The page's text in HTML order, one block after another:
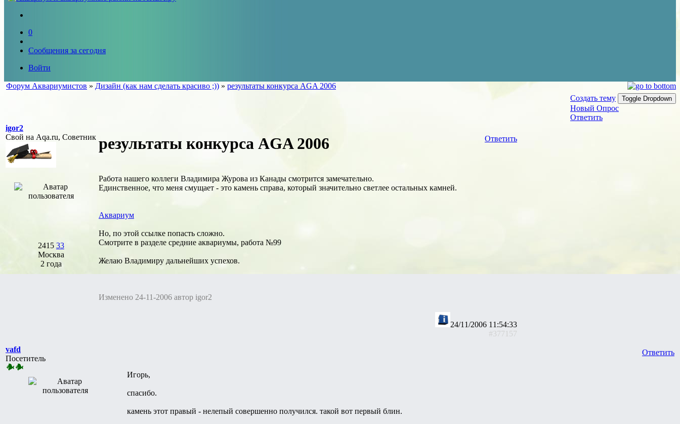
0
Сообщения за сегодня
Войти
Форум Аквариумистов » Дизайн (как нам сделать красиво ;)) » результаты конкурса AGA 2006
Создать тему
Toggle Dropdown
Новый Опрос
Ответить
igor2
Свой на Aqa.ru, Советник
2415 33
Москва
2 года
Ответить
результаты конкурса AGA 2006
Работа нашего коллеги Владимира Журова из Канады смотрится замечательно.
Единственное, что меня смущает - это камень справа, который значительно светлее остальных камней.
Аквариум
Но, по этой ссылке попасть сложно.
Смотрите в разделе средние аквариумы, работа №99
Желаю Владимиру дальнейших успехов.
Изменено 24-11-2006 автор igor2
24/11/2006 11:54:33
#377157
vafd
Посетитель
Ответить
Игорь,
спасибо.
камень этот правый - нелепый совершенно получился. такой вот первый блин.